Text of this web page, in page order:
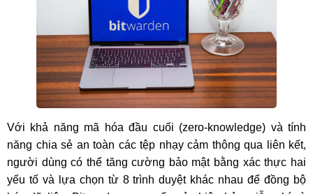
Với khả năng mã hóa đầu cuối (zero-knowledge) và tính
năng chia sẻ an toàn các tệp nhạy cảm thông qua liên kết,
người dùng có thể tăng cường bảo mật bằng xác thực hai
yếu tố và lựa chọn từ 8 trình duyệt khác nhau để đồng bộ